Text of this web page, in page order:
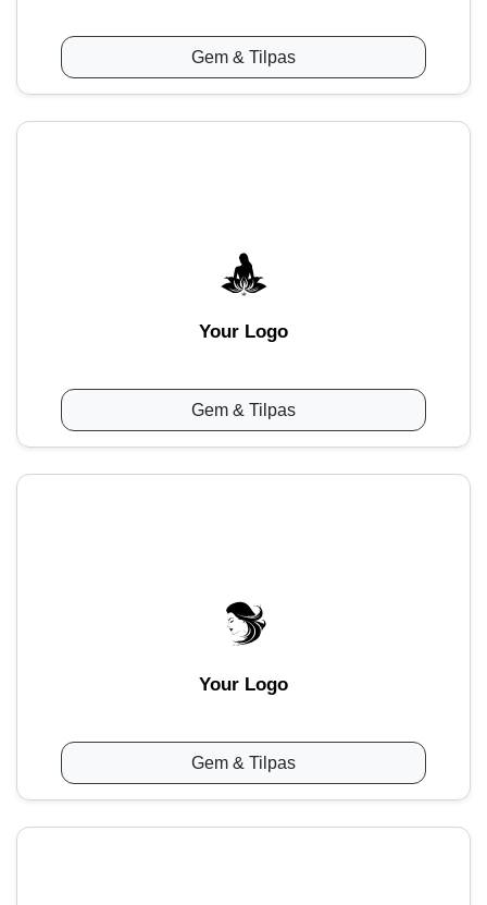
Gem & Tilpas
Your Logo
Gem & Tilpas
Your Logo
Gem & Tilpas